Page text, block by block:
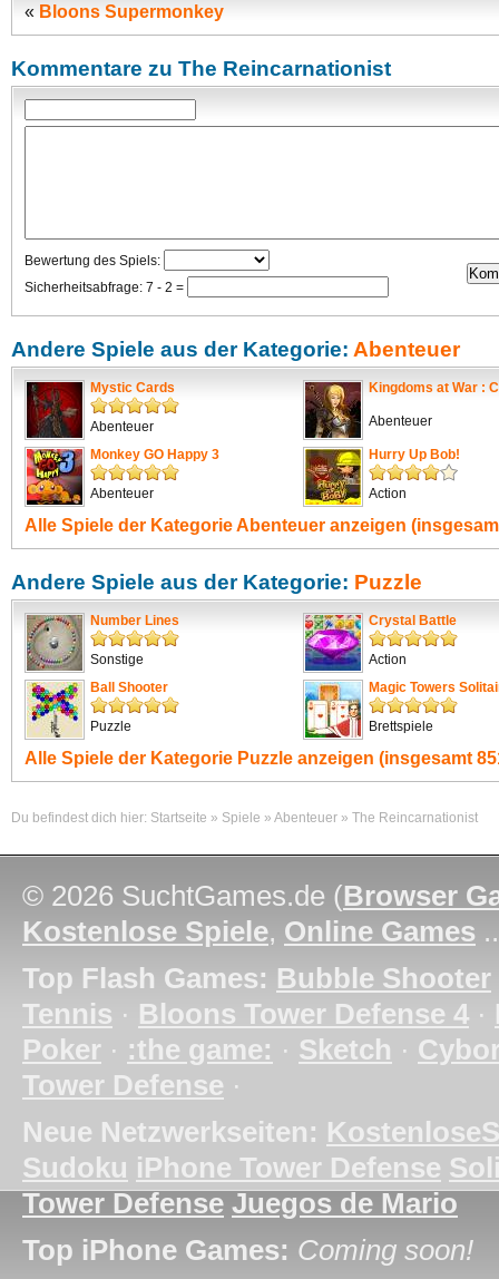
« Bloons Supermonkey
Kommentare zu The Reincarnationist
Bewertung des Spiels:
Sicherheitsabfrage: 7 - 2 =
Andere Spiele aus der Kategorie: Abenteuer
Mystic Cards
Abenteuer
Kingdoms at War :
Abenteuer
Monkey GO Happy 3
Abenteuer
Hurry Up Bob!
Action
Alle Spiele der KategorieAbenteuer anzeigen
Andere Spiele aus der Kategorie: Puzzle
Number Lines
Sonstige
Crystal Battle
Action
Ball Shooter
Puzzle
Magic Towers
Brettspiele
Alle Spiele der Kategorie Puzzle anzeigen (insgesamt
Du befindest dich hier: Startseite » Spiele » Abenteuer » The Reincarnationist
© 2026 SuchtGames.de (Browser
Kostenlose Spiele, Online Games
Top Flash Games: Bubble Shooter
Tennis · Bloons Tower Defense 4 ·
Poker · :the game: · Sketch ·
Tower Defense ·
Neue Netzwerkseiten:
Sudoku iPhone Tower Defense
Tower Defense Juegos de Mario
Top iPhone Games: Coming soon!